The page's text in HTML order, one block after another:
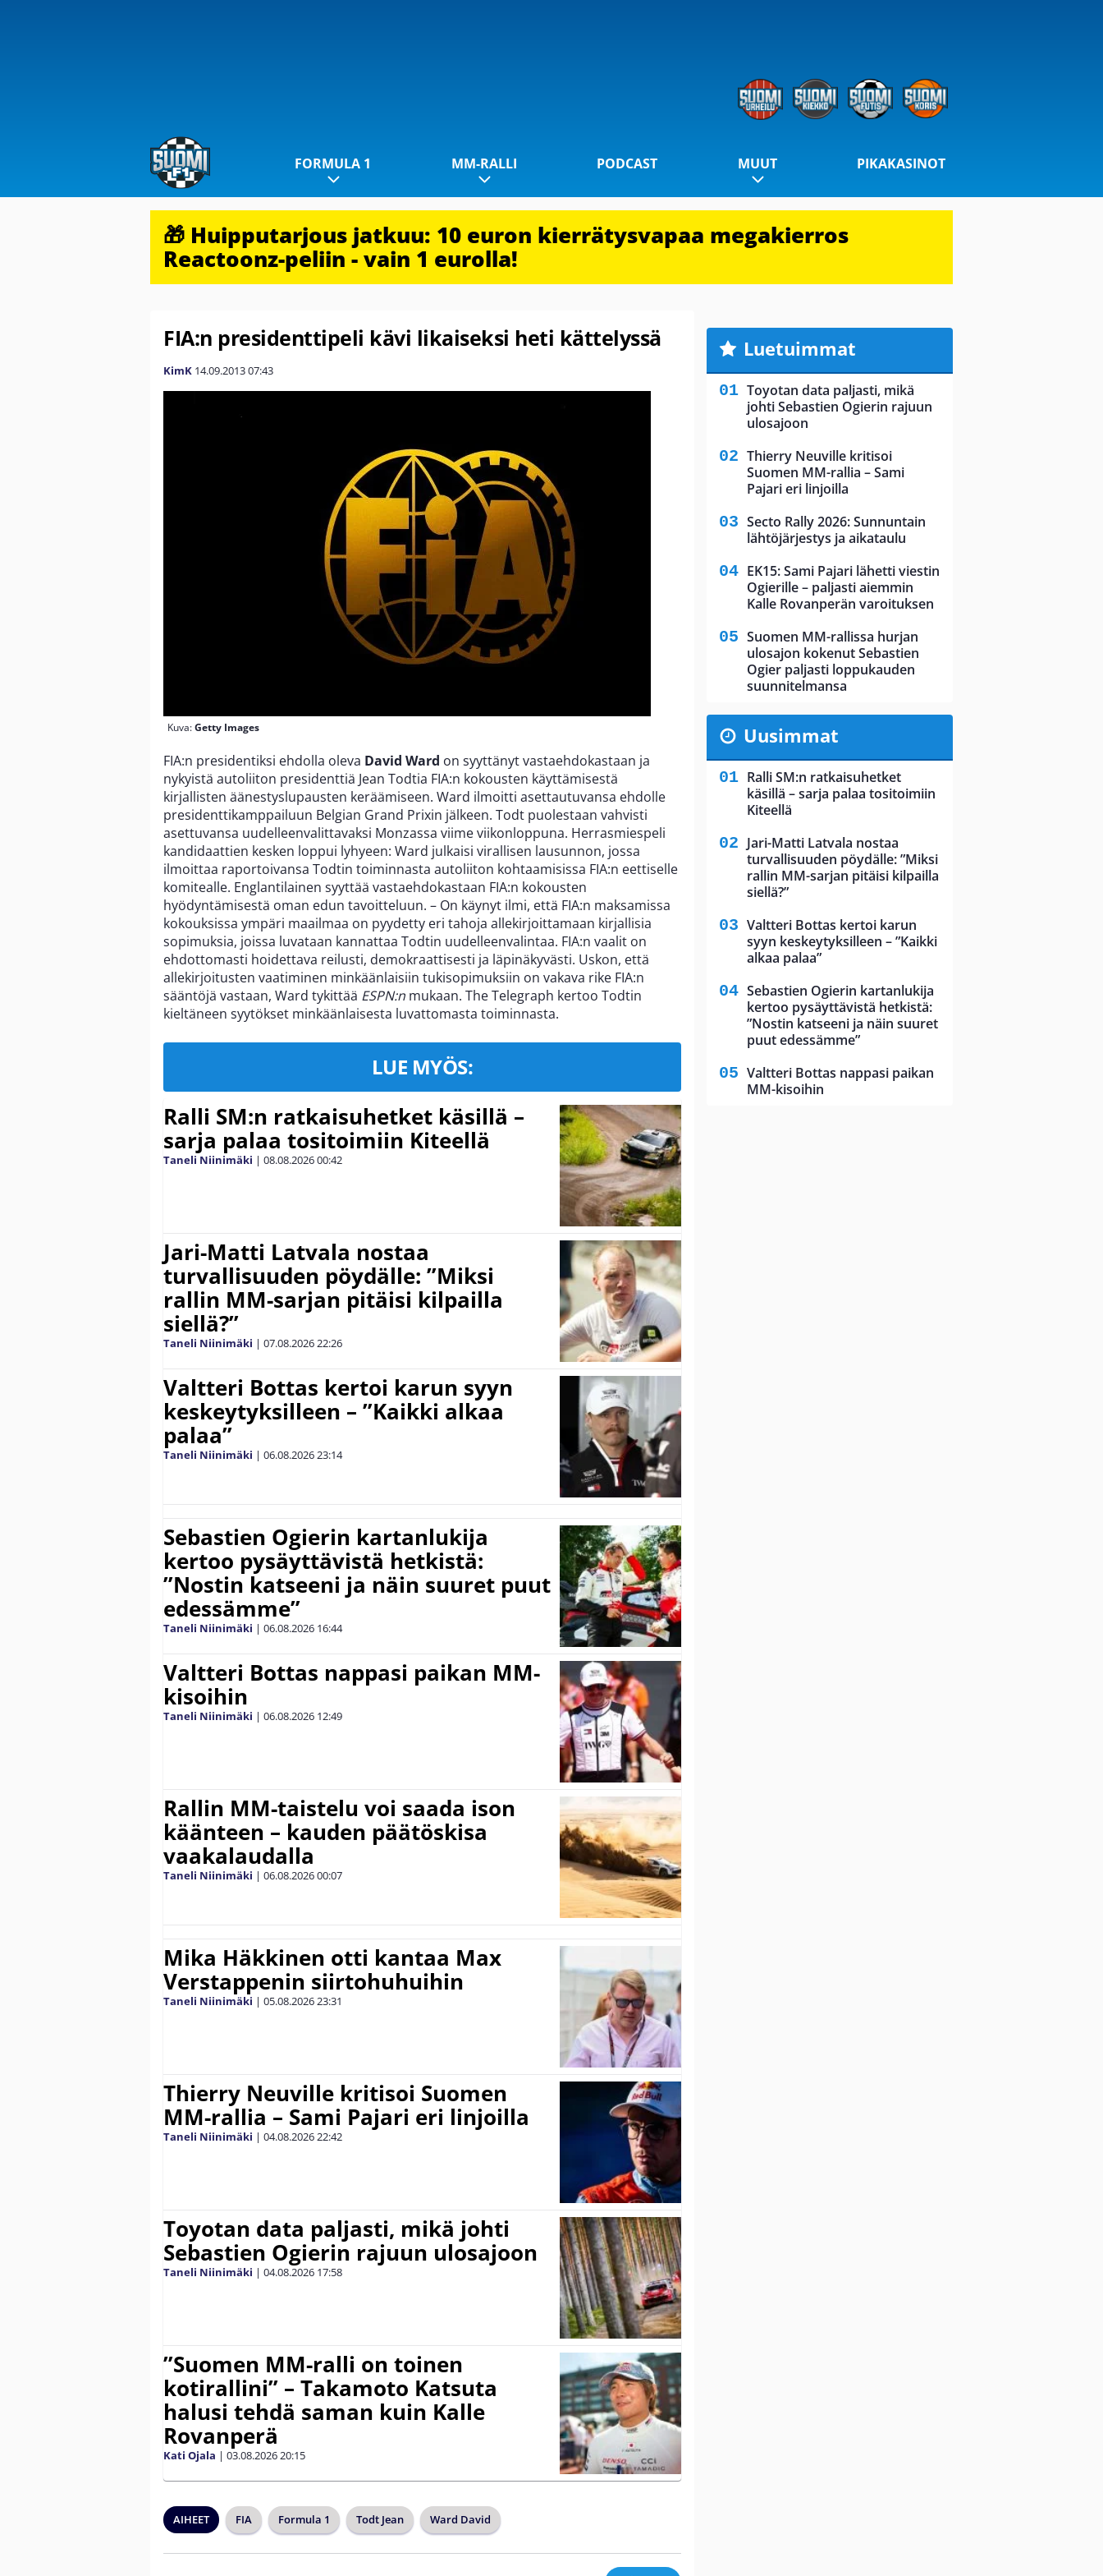
FORMULA 1 MM-RALLI PODCAST MUUT PIKAKASINOT
🎁 Huipputarjous jatkuu: 10 euron kierrätysvapaa megakierros
Reactoonz-peliin - vain 1 eurolla!
FIA:n presidenttipeli kävi likaiseksi heti kättelyssä
KimK 14.09.201307:43
Kuva:Getty Images
FIA:n presidentiksi ehdolla oleva David Ward on syyttänyt vastaehdokastaan ja
nykyistä autoliiton presidenttiä Jean Todtia FIA:n kokousten käyttämisestä
kirjallisten äänestyslupausten keräämiseen. Ward ilmoitti asettautuvansa ehdolle
presidenttikamppailuun Belgian Grand Prixin jälkeen. Todt puolestaan vahvisti
asettuvansa uudelleenvalittavaksi Monzassa viime viikonloppuna. Herrasmiespeli
kandidaattien kesken loppui lyhyeen: Ward julkaisi virallisen lausunnon, jossa
ilmoittaa raportoivansa Todtin toiminnasta autoliiton kohtaamisissa FIA:n eettiselle
komitealle. Englantilainen syyttää vastaehdokastaan FIA:n kokousten
hyödyntämisestä oman edun tavoitteluun. – On käynyt ilmi, että FIA:n maksamissa
kokouksissa ympäri maailmaa on pyydetty eri tahoja allekirjoittamaan kirjallisia
sopimuksia, joissa luvataan kannattaa Todtin uudelleenvalintaa. FIA:n vaalit on
ehdottomasti hoidettava reilusti, demokraattisesti ja läpinäkyvästi. Uskon, että
allekirjoitusten vaatiminen minkäänlaisiin tukisopimuksiin on vakava rike FIA:n
sääntöjä vastaan, Ward tykittää ESPN:n mukaan. The Telegraph kertoo Todtin
kieltäneen syytökset minkäänlaisesta luvattomasta toiminnasta.
LUE MYÖS:
Ralli SM:n ratkaisuhetket käsillä –
sarja palaa tositoimiin Kiteellä
Taneli Niinimäki | 08.08.202600:42
Jari-Matti Latvala nostaa
turvallisuuden pöydälle: ”Miksi
rallin MM-sarjan pitäisi kilpailla
siellä?”
Taneli Niinimäki | 07.08.202622:26
Valtteri Bottas kertoi karun syyn
keskeytyksilleen – ”Kaikki alkaa
palaa”
Taneli Niinimäki | 06.08.202623:14
Sebastien Ogierin kartanlukija
kertoo pysäyttävistä hetkistä:
”Nostin katseeni ja näin suuret puut
edessämme”
Taneli Niinimäki | 06.08.2026 16:44
Valtteri Bottas nappasi paikan MM-
kisoihin
Taneli Niinimäki | 06.08.2026 12:49
Rallin MM-taistelu voi saada ison
käänteen – kauden päätöskisa
vaakalaudalla
Taneli Niinimäki | 06.08.202600:07
Mika Häkkinen otti kantaa Max
Verstappenin siirtohuhuihin
Taneli Niinimäki | 05.08.202623:31
Thierry Neuville kritisoi Suomen
MM-rallia – Sami Pajari eri linjoilla
Taneli Niinimäki | 04.08.202622:42
Toyotan data paljasti, mikä johti
Sebastien Ogierin rajuun ulosajoon
Taneli Niinimäki | 04.08.2026 17:58
”Suomen MM-ralli on toinen
kotirallini” – Takamoto Katsuta
halusi tehdä saman kuin Kalle
Rovanperä
Kati Ojala | 03.08.202620:15
AIHEET FIA Formula 1 Todt Jean Ward David
Luetuimmat
Toyotan data paljasti, mikä
johti Sebastien Ogierin rajuun
ulosajoon
Thierry Neuville kritisoi
Suomen MM-rallia – Sami
Pajari eri linjoilla
Secto Rally 2026: Sunnuntain
lähtöjärjestys ja aikataulu
EK15: Sami Pajari lähetti viestin
Ogierille – paljasti aiemmin
Kalle Rovanperän varoituksen
Suomen MM-rallissa hurjan
ulosajon kokenut Sebastien
Ogier paljasti loppukauden
suunnitelmansa
Uusimmat
Ralli SM:n ratkaisuhetket
käsillä – sarja palaa tositoimiin
Kiteellä
Jari-Matti Latvala nostaa
turvallisuuden pöydälle: ”Miksi
rallin MM-sarjan pitäisi kilpailla
siellä?”
Valtteri Bottas kertoi karun
syyn keskeytyksilleen – ”Kaikki
alkaa palaa”
Sebastien Ogierin kartanlukija
kertoo pysäyttävistä hetkistä:
”Nostin katseeni ja näin suuret
puut edessämme”
Valtteri Bottas nappasi paikan
MM-kisoihin